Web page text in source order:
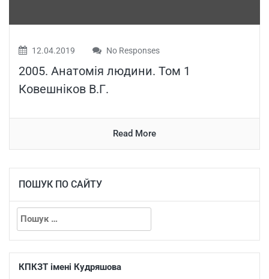
12.04.2019 No Responses
2005. Анатомія людини. Том 1
Ковешніков В.Г.
Read More
ПОШУК ПО САЙТУ
КПКЗТ імені Кудряшова